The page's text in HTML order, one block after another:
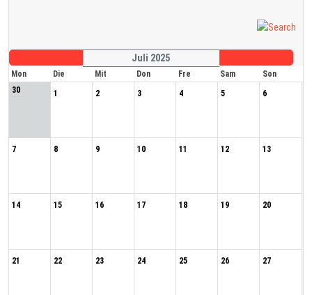
Juli 2025
Mon Die Mit Don Fre Sam
Son
30
1 2 3 4 5 6
7 8 9 10 11 12 13
14 15 16 17 18 19 20
21 22 23 24 25 26 27